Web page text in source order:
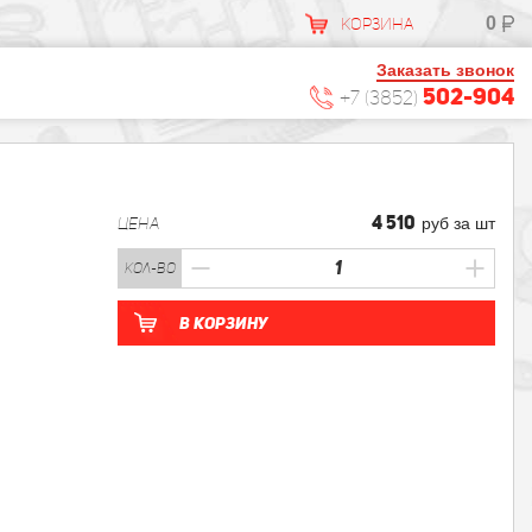
КОРЗИНА 0
Заказать звонок
+7 (3852) 502-904
ЦЕНА 4 510 руб за шт
кол-во
В корзину